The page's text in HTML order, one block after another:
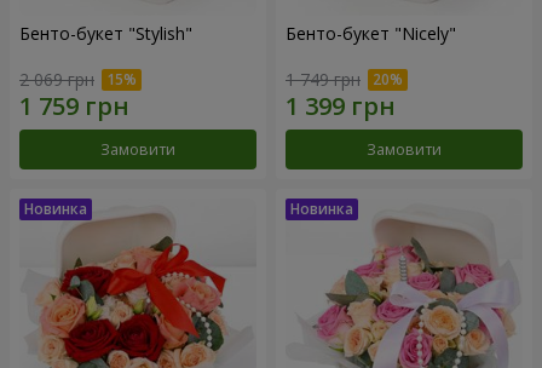
Бенто-букет "Stylish"
2 069 грн
Замовити
Бенто-букет "Nicely"
1 749 грн
Замовити